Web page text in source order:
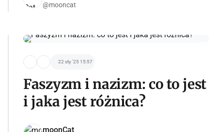
@mooncat
22 sty '25 15:57
Faszyzm i nazizm: co to jest
i jaka jest różnica?
moonCat